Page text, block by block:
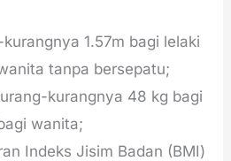
1.57m bagi lelaki
tanpa bersepatu;
kurangnya 48 kg bagi
wanita;
Indeks Jisim Badan (BMI)